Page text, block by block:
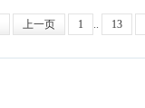
上一页 1 .. 13